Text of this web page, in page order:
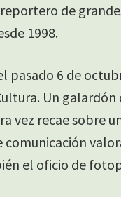
de
1998.
pasado 6 de
Un
vez recae sobre
el oficio de